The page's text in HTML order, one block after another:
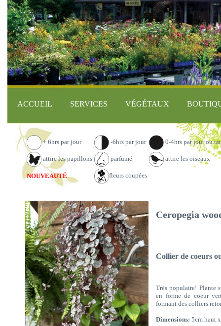
ACCUEIL SERVICES VÉGÉTAUX
+ 6hrs par jour -6hrs par jour 0-4hrs par jour ou
attire les papillons parfumé attire les oiseaux
NOUVEAUTÉ fleurs coupées
Ceropegia
Collier de coeurs
Très populaire! Plante
en forme de coeur
formant des colliers
Dimensions: 5cm haut